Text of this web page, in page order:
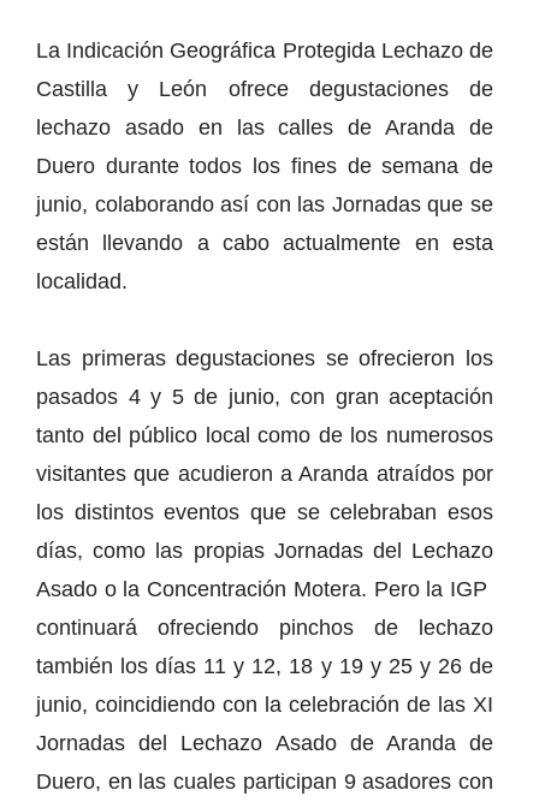
La Indicación Geográfica Protegida Lechazo de
Castilla y León ofrece degustaciones de
lechazo asado en las calles de Aranda de
Duero durante todos los fines de semana de
junio, colaborando así con las Jornadas que se
están llevando a cabo actualmente en esta
localidad.
Las primeras degustaciones se ofrecieron los
pasados 4 y 5 de junio, con gran aceptación
tanto del público local como de los numerosos
visitantes que acudieron a Aranda atraídos por
los distintos eventos que se celebraban esos
días, como las propias Jornadas del Lechazo
Asado o la Concentración Motera. Pero la IGP
continuará ofreciendo pinchos de lechazo
también los días 11 y 12, 18 y 19 y 25 y 26 de
junio, coincidiendo con la celebración de las XI
Jornadas del Lechazo Asado de Aranda de
Duero, en las cuales participan 9 asadores con